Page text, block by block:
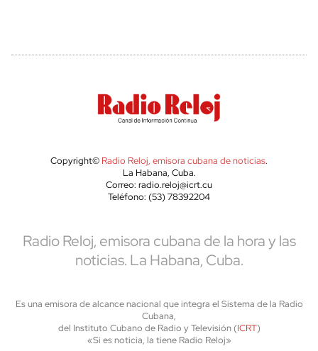
Copyright© Radio Reloj, emisora cubana de noticias.
La Habana, Cuba.
Correo: radio.reloj@icrt.cu
Teléfono: (53) 78392204
Radio Reloj, emisora cubana de la hora y las
noticias. La Habana, Cuba.
Es una emisora de alcance nacional que integra el Sistema de la Radio
Cubana,
del Instituto Cubano de Radio y Televisión (ICRT)
«Si es noticia, la tiene Radio Reloj»